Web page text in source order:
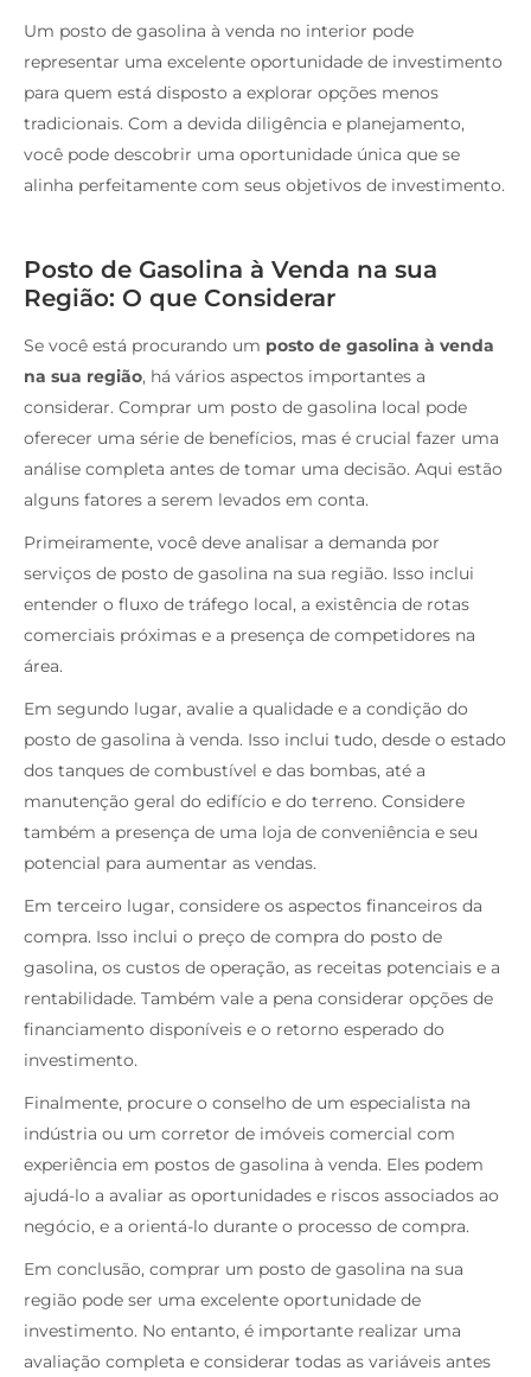
Um posto de gasolina à venda no interior pode
representar uma excelente oportunidade de investimento
para quem está disposto a explorar opções menos
tradicionais. Com a devida diligência e planejamento,
você pode descobrir uma oportunidade única que se
alinha perfeitamente com seus objetivos de investimento.
Posto de Gasolina à Venda na sua
Região: O que Considerar
Se você está procurando um posto de gasolina à venda
na sua região, há vários aspectos importantes a
considerar. Comprar um posto de gasolina local pode
oferecer uma série de benefícios, mas é crucial fazer uma
análise completa antes de tomar uma decisão. Aqui estão
alguns fatores a serem levados em conta.
Primeiramente, você deve analisar a demanda por
serviços de posto de gasolina na sua região. Isso inclui
entender o fluxo de tráfego local, a existência de rotas
comerciais próximas e a presença de competidores na
área.
Em segundo lugar, avalie a qualidade e a condição do
posto de gasolina à venda. Isso inclui tudo, desde o estado
dos tanques de combustível e das bombas, até a
manutenção geral do edifício e do terreno. Considere
também a presença de uma loja de conveniência e seu
potencial para aumentar as vendas.
Em terceiro lugar, considere os aspectos financeiros da
compra. Isso inclui o preço de compra do posto de
gasolina, os custos de operação, as receitas potenciais e a
rentabilidade. Também vale a pena considerar opções de
financiamento disponíveis e o retorno esperado do
investimento.
Finalmente, procure o conselho de um especialista na
indústria ou um corretor de imóveis comercial com
experiência em postos de gasolina à venda. Eles podem
ajudá-lo a avaliar as oportunidades e riscos associados ao
negócio, e a orientá-lo durante o processo de compra.
Em conclusão, comprar um posto de gasolina na sua
região pode ser uma excelente oportunidade de
investimento. No entanto, é importante realizar uma
avaliação completa e considerar todas as variáveis antes